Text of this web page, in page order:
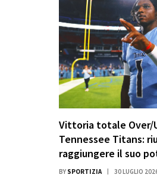
Vittoria totale Over/
Tennessee Titans:
raggiungere il suo
BY SPORTIZIA 30 LUGLIO